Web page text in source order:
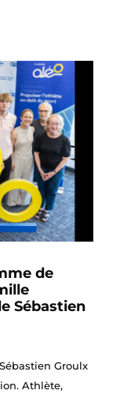
de
Sébastien
Groulx
Athlète,